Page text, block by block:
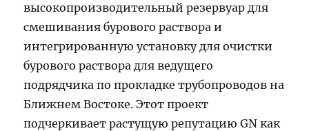
высокопроизводительный резервуар для
смешивания бурового раствора и
интегрированную установку для очистки
бурового раствора для ведущего
подрядчика по прокладке трубопроводов на
Ближнем Востоке. Этот проект
подчеркивает растущую репутацию GN как